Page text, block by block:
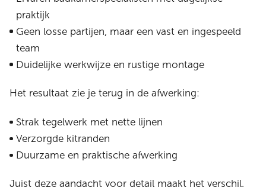
praktijk
Geen losse partijen, maar een vast en ingespeeld
team
Duidelijke werkwijze en rustige montage
Het resultaat zie je terug in de afwerking:
Strak tegelwerk met nette lijnen
Verzorgde kitranden
Duurzame en praktische afwerking
Juist deze aandacht voor detail maakt het verschil.